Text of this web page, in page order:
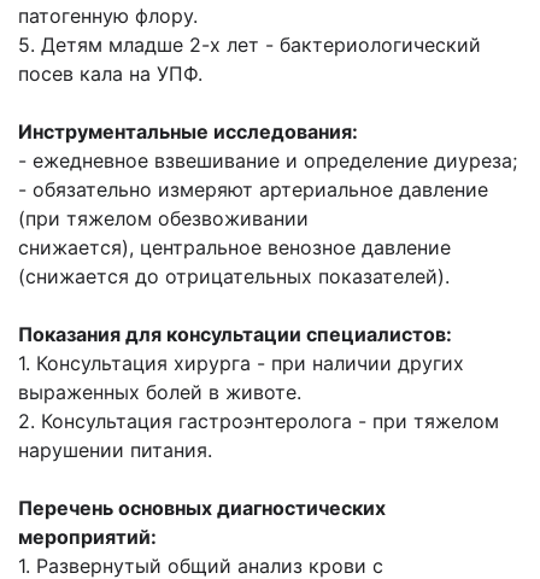
патогенную флору.
5. Детям младше 2-х лет - бактериологический
посев кала на УПФ.
Инструментальные исследования:
- ежедневное взвешивание и определение диуреза;
- обязательно измеряют артериальное давление
(при тяжелом обезвоживании
снижается), центральное венозное давление
(снижается до отрицательных показателей).
Показания для консультации специалистов:
1. Консультация хирурга - при наличии других
выраженных болей в животе.
2. Консультация гастроэнтеролога - при тяжелом
нарушении питания.
Перечень основных диагностических
мероприятий:
1. Развернутый общий анализ крови с